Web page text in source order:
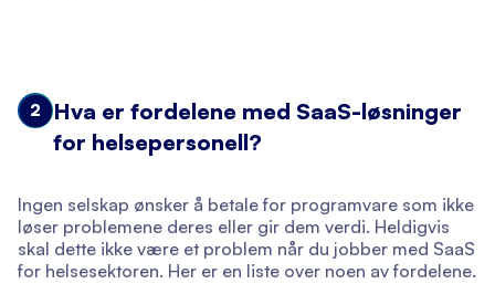
2
Hva er fordelene med SaaS-løsninger
for helsepersonell?
Ingen selskap ønsker å betale for programvare som ikke
løser problemene deres eller gir dem verdi. Heldigvis
skal dette ikke være et problem når du jobber med SaaS
for helsesektoren. Her er en liste over noen av fordelene.